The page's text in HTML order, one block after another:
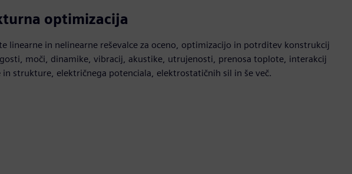
optimizacija
linearne in nelinearne reševalce za oceno, optimizacijo in potrditev konstrukcij
moči, dinamike, vibracij, akustike, utrujenosti, prenosa toplote, interakcij
in strukture, električnega potenciala, elektrostatičnih sil in še več.